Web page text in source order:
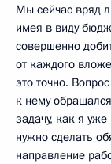
Мы сейчас вряд
имея в виду
совершенно
от каждого
это точно.
к нему
задачу, как я
нужно сделать
направление